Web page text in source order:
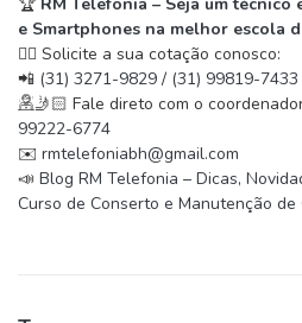
e Smartphones na melhor escola
✍🏻 Solicite a sua cotação conosco:
📲 (31) 3271-9829 / (31) 99819-7433
🤳🏻 Fale direto com o
99222-6774
✉️ rmtelefoniabh@gmail.com
📣 Blog RM Telefonia – Dicas,
Curso de Conserto e Manutenção de